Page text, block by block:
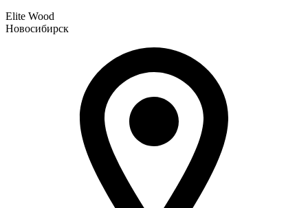
Elite Wood
Новосибирск